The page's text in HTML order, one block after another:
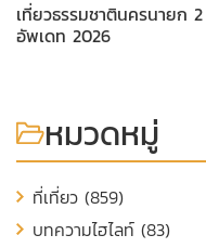
เที่ยวธรรมชาตินครนายก
อัพเดท 2026
หมวดหมู่
ที่เที่ยว (859)
บทความไฮไลท์ (83)